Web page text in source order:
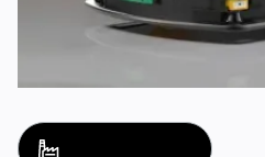
Nombre de